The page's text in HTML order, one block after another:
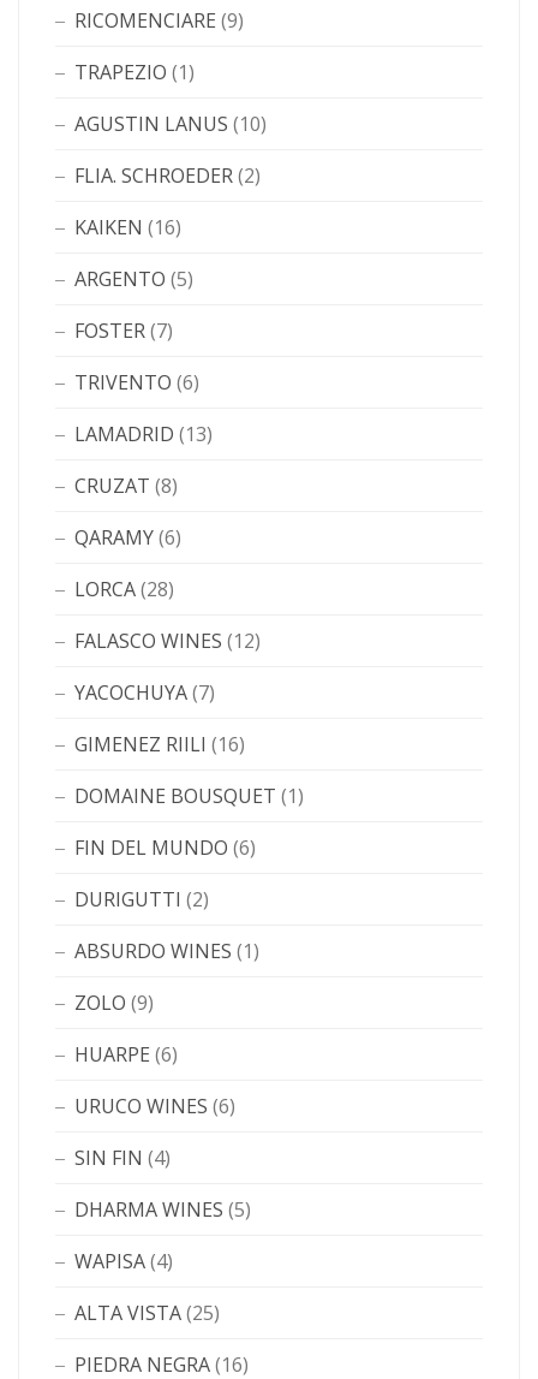
RICOMENCIARE (9)
TRAPEZIO (1)
AGUSTIN LANUS (10)
FLIA. SCHROEDER(2)
KAIKEN (16)
ARGENTO (5)
FOSTER(7)
TRIVENTO (6)
LAMADRID (13)
CRUZAT (8)
QARAMY(6)
LORCA(28)
FALASCO WINES (12)
YACOCHUYA(7)
GIMENEZ RIILI (16)
DOMAINE BOUSQUET (1)
FIN DEL MUNDO (6)
DURIGUTTI (2)
ABSURDO WINES (1)
ZOLO (9)
HUARPE (6)
URUCO WINES (6)
SIN FIN (4)
DHARMA WINES (5)
WAPISA(4)
ALTA VISTA(25)
PIEDRA NEGRA(16)